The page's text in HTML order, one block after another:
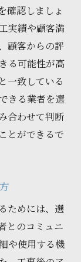
確認しましょ
実績や顧客満
顧客からの評
る可能性が高
一致している
きる業者を選
合わせて判断
とができるで
ためには、選
とのコミュニ
や使用する機